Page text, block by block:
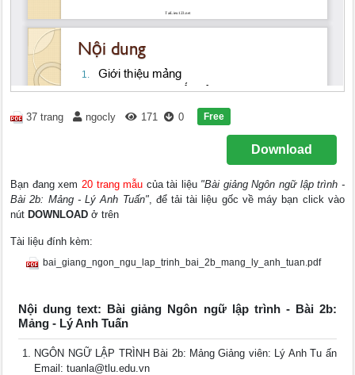
37 trang ngocly 171 0 Free
Download
Bạn đang xem 20 trang mẫu của tài liệu "Bài giảng Ngôn ngữ lập trình -
Bài 2b: Mảng - Lý Anh Tuấn", để tải tài liệu gốc về máy bạn click vào
nút DOWNLOAD ở trên
Tài liệu đính kèm:
bai_giang_ngon_ngu_lap_trinh_bai_2b_mang_ly_anh_tuan.pdf
Nội dung text: Bài giảng Ngôn ngữ lập trình - Bài 2b:
Mảng - Lý Anh Tuấn
NGÔN NGỮ LẬP TRÌNH Bài 2b: Mảng Giảng viên: Lý Anh Tu ấn
Email:tuanla@tlu.edu.vn